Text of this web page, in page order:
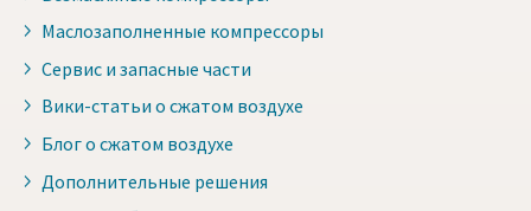
Маслозаполненные компрессоры
Сервис и запасные части
Вики-статьи о сжатом воздухе
Блог о сжатом воздухе
Дополнительные решения